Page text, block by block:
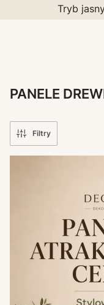
Tryb
PANELE
Filtry